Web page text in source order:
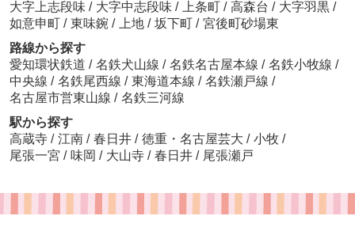
大字上志段味 / 大字中志段味 / 上条町 / 高森台 / 大字羽黒 /
如意申町 / 東味鋺 / 上地 / 坂下町 / 宮後町砂場東
路線から探す
愛知環状鉄道 / 名鉄犬山線 / 名鉄名古屋本線 / 名鉄小牧線 /
中央線 / 名鉄尾西線 / 東海道本線 / 名鉄瀬戸線 /
名古屋市営東山線 / 名鉄三河線
駅から探す
高蔵寺 / 江南 / 春日井 / 徳重・名古屋芸大 / 小牧 /
尾張一宮 / 味岡 / 大山寺 / 春日井 / 尾張瀬戸